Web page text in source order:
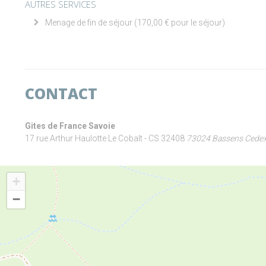
AUTRES SERVICES
Menage de fin de séjour (170,00 € pour le séjour)
CONTACT
Gites de France Savoie
17 rue Arthur Haulotte Le Cobalt - CS 32408 73024 Bassens
+
−